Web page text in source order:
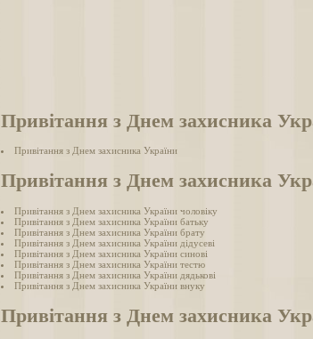
Привітання з Днем захисника
Привітання з Днем захисника України
Привітання з Днем захисника
Привітання з Днем захисника України чоловіку
Привітання з Днем захисника України батьку
Привітання з Днем захисника України брату
Привітання з Днем захисника України дідусеві
Привітання з Днем захисника України синові
Привітання з Днем захисника України тестю
Привітання з Днем захисника України дядькові
Привітання з Днем захисника України внуку
Привітання з Днем захисника